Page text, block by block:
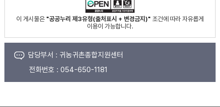
이 게시물은 "공공누리 제3유형(출처표시 + 변경금지)" 조건에 따라 자유롭게
이용이 가능합니다.
담당부서 : 귀농귀촌종합지원센터
전화번호 : 054-650-1181